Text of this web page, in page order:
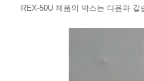
REX-50U 제품의 박스는 다음과 같